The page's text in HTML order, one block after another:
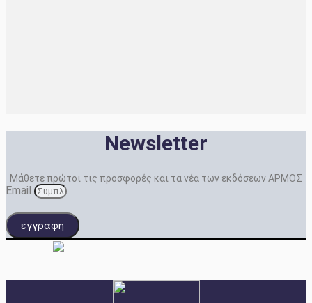
Newsletter
Μάθετε πρώτοι τις προσφορές και τα νέα των εκδόσεων ΑΡΜΟΣ
Email
εγγραφη